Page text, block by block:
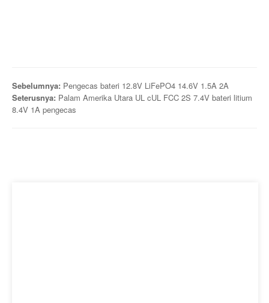
Sebelumnya: Pengecas bateri 12.8V LiFePO4 14.6V 1.5A 2A
Seterusnya: Palam Amerika Utara UL cUL FCC 2S 7.4V bateri litium
8.4V 1A pengecas